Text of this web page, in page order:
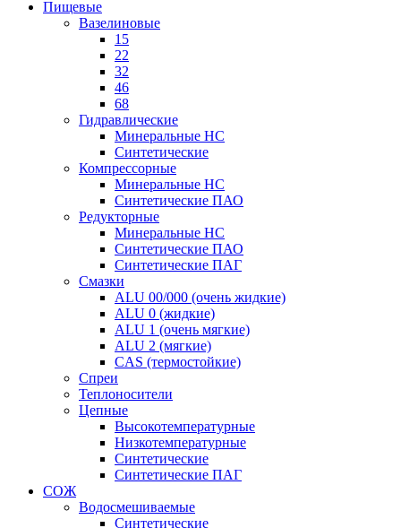
Пищевые
Вазелиновые
15
22
32
46
68
Гидравлические
Минеральные HC
Синтетические
Компрессорные
Минеральные HC
Синтетические ПАО
Редукторные
Минеральные HC
Синтетические ПАО
Синтетические ПАГ
Смазки
ALU 00/000 (очень жидкие)
ALU 0 (жидкие)
ALU 1 (очень мягкие)
ALU 2 (мягкие)
CAS (термостойкие)
Спреи
Теплоносители
Цепные
Высокотемпературные
Низкотемпературные
Синтетические
Синтетические ПАГ
СОЖ
Водосмешиваемые
Синтетические